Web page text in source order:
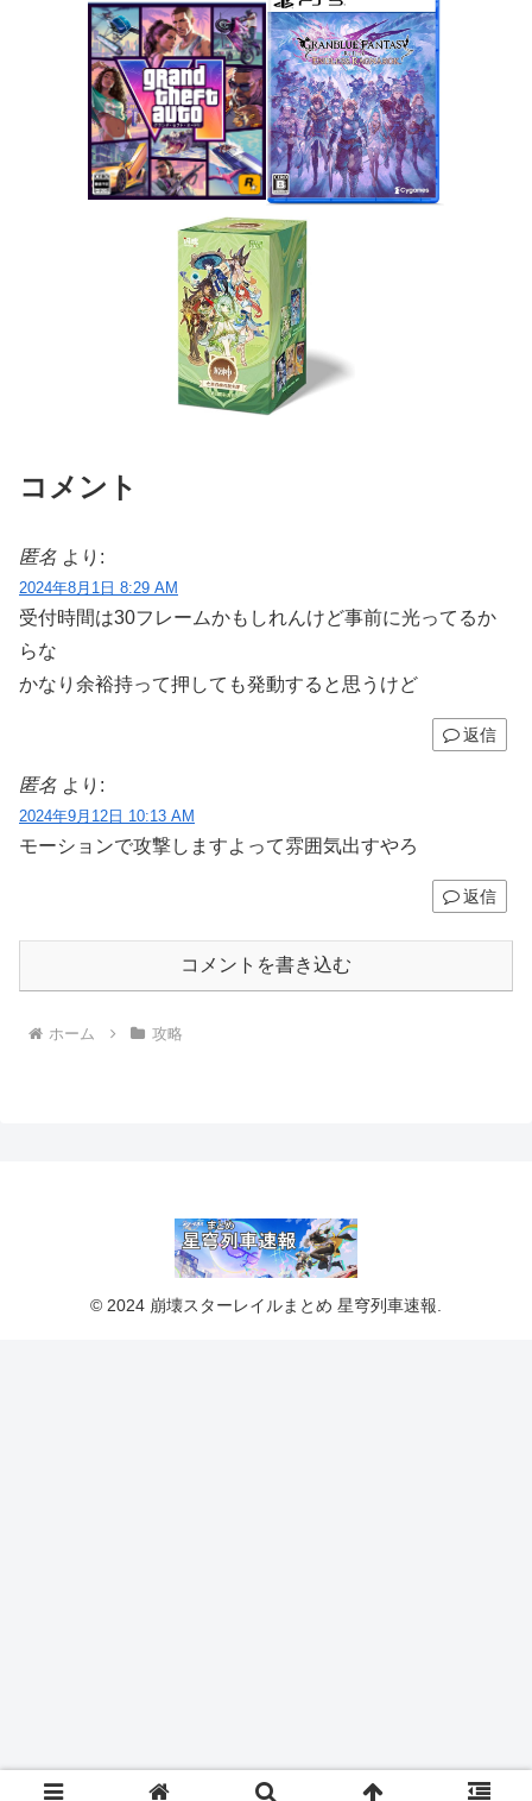
コメント
匿名 より:
2024年8月1日 8:29 AM
受付時間は30フレームかもしれんけど事前に光ってるか
らな
かなり余裕持って押しても発動すると思うけど
返信
匿名 より:
2024年9月12日 10:13 AM
モーションで攻撃しますよって雰囲気出すやろ
返信
コメントを書き込む
ホーム 攻略
© 2024 崩壊スターレイルまとめ 星穹列車速報.